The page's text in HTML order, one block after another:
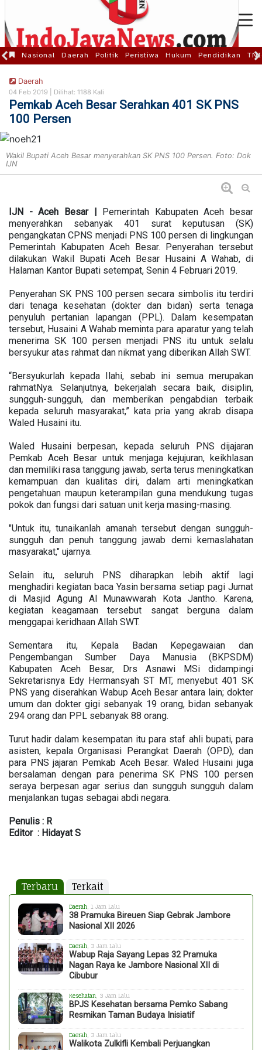
Nasional Daerah Politik Peristiwa Hukum Pendidikan
Daerah
04 Feb 2019 | Dilihat: 1188 Kali
Pemkab Aceh Besar Serahkan 401 SK PNS
100 Persen
Wakil Bupati Aceh Besar menyerahkan SK PNS 100 Persen. Foto: Dok
IJN
IJN - Aceh Besar | Pemerintah Kabupaten Aceh besar
menyerahkan sebanyak 401 surat keputusan (SK)
pengangkatan CPNS menjadi PNS 100 persen di lingkungan
Pemerintah Kabupaten Aceh Besar. Penyerahan tersebut
dilakukan Wakil Bupati Aceh Besar Husaini A Wahab, di
Halaman Kantor Bupati setempat, Senin 4 Februari 2019.
Penyerahan SK PNS 100 persen secara simbolis itu terdiri
dari tenaga kesehatan (dokter dan bidan) serta tenaga
penyuluh pertanian lapangan (PPL). Dalam kesempatan
tersebut, Husaini A Wahab meminta para aparatur yang telah
menerima SK 100 persen menjadi PNS itu untuk selalu
bersyukur atas rahmat dan nikmat yang diberikan Allah SWT.
“Bersyukurlah kepada Ilahi, sebab ini semua merupakan
rahmatNya. Selanjutnya, bekerjalah secara baik, disiplin,
sungguh-sungguh, dan memberikan pengabdian terbaik
kepada seluruh masyarakat,” kata pria yang akrab disapa
Waled Husaini itu.
Waled Husaini berpesan, kepada seluruh PNS dijajaran
Pemkab Aceh Besar untuk menjaga kejujuran, keikhlasan
dan memiliki rasa tanggung jawab, serta terus meningkatkan
kemampuan dan kualitas diri, dalam arti meningkatkan
pengetahuan maupun keterampilan guna mendukung tugas
pokok dan fungsi dari satuan unit kerja masing-masing.
"Untuk itu, tunaikanlah amanah tersebut dengan sungguh-
sungguh dan penuh tanggung jawab demi kemaslahatan
masyarakat," ujarnya.
Selain itu, seluruh PNS diharapkan lebih aktif lagi
menghadiri kegiatan baca Yasin bersama setiap pagi Jumat
di Masjid Agung Al Munawwarah Kota Jantho. Karena,
kegiatan keagamaan tersebut sangat berguna dalam
menggapai keridhaan Allah SWT.
Sementara itu, Kepala Badan Kepegawaian dan
Pengembangan Sumber Daya Manusia (BKPSDM)
Kabupaten Aceh Besar, Drs Asnawi MSi didampingi
Sekretarisnya Edy Hermansyah ST MT, menyebut 401 SK
PNS yang diserahkan Wabup Aceh Besar antara lain; dokter
umum dan dokter gigi sebanyak 19 orang, bidan sebanyak
294 orang dan PPL sebanyak 88 orang.
Turut hadir dalam kesempatan itu para staf ahli bupati, para
asisten, kepala Organisasi Perangkat Daerah (OPD), dan
para PNS jajaran Pemkab Aceh Besar. Waled Husaini juga
bersalaman dengan para penerima SK PNS 100 persen
seraya berpesan agar serius dan sungguh sungguh dalam
menjalankan tugas sebagai abdi negara.
Penulis : R
Editor : Hidayat S
Terbaru Terkait
Daerah , 1 Jam Lalu
38 Pramuka Bireuen Siap Gebrak Jambore
Nasional XII 2026
Daerah , 3 Jam Lalu
Wabup Raja Sayang Lepas 32 Pramuka
Nagan Raya ke Jambore Nasional XII di
Cibubur
Kesehatan , 3 Jam Lalu
BPJS Kesehatan bersama Pemko Sabang
Resmikan Taman Budaya Inisiatif
Daerah , 3 Jam Lalu
Walikota Zulkifli Kembali Perjuangkan